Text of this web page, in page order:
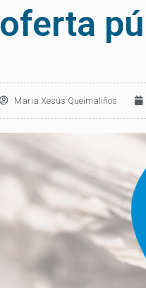
oferta
Maria Xesús Queimaliños